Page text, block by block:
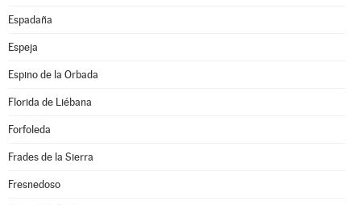
Espadaña
Espeja
Espino de la Orbada
Florida de Liébana
Forfoleda
Frades de la Sierra
Fresnedoso